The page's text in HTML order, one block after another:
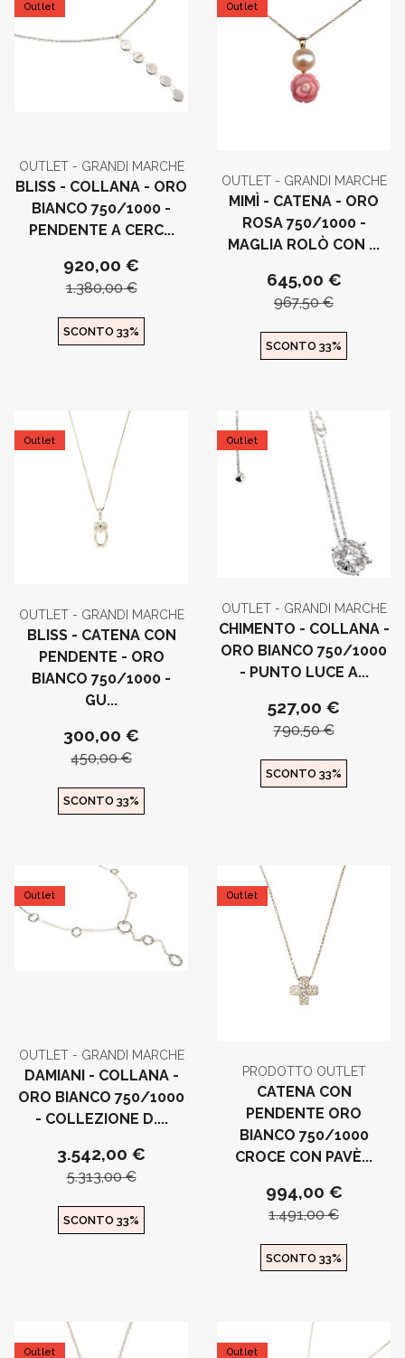
Outlet
OUTLET - GRANDI MARCHE
BLISS - COLLANA - ORO
BIANCO 750/1000 -
PENDENTE A CERC...
920,00 €
1.380,00 €
SCONTO 33%
Outlet
OUTLET - GRANDI MARCHE
MIMÌ - CATENA - ORO
ROSA 750/1000 -
MAGLIA ROLÒ CON ...
645,00 €
967,50 €
SCONTO 33%
Outlet
OUTLET - GRANDI MARCHE
BLISS - CATENA CON
PENDENTE - ORO
BIANCO 750/1000 -
GU...
300,00 €
450,00 €
SCONTO 33%
Outlet
OUTLET - GRANDI MARCHE
CHIMENTO - COLLANA -
ORO BIANCO 750/1000
- PUNTO LUCE A...
527,00 €
790,50 €
SCONTO 33%
Outlet
OUTLET - GRANDI MARCHE
DAMIANI - COLLANA -
ORO BIANCO 750/1000
- COLLEZIONE D....
3.542,00 €
5.313,00 €
SCONTO 33%
Outlet
PRODOTTO OUTLET
CATENA CON
PENDENTE ORO
BIANCO 750/1000
CROCE CON PAVÈ...
994,00 €
1.491,00 €
SCONTO 33%
Outlet Outlet